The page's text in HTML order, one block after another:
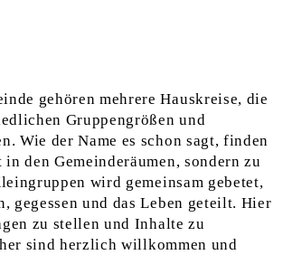
gehören mehrere Hauskreise, die
Gruppengrößen und
Wie der Name es schon sagt, finden
den Gemeinderäumen, sondern zu
wird gemeinsam gebetet,
gegessen und das Leben geteilt. Hier
zu stellen und Inhalte zu
sind herzlich willkommen und